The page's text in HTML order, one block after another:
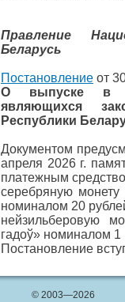
Правление
Беларусь
Постановление от
О выпуске в
являющихся
Республики
Документом
апреля 2026 г.
платежным
серебряную монету
номиналом 20
нейзильберовую
гадоў» номиналом
Постановление
© 2003—2026